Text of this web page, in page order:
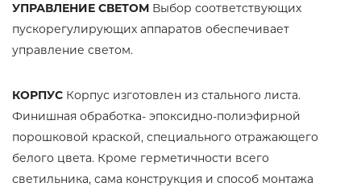
УПРАВЛЕНИЕ СВЕТОМ Выбор соответствующих
пускорегулирующих аппаратов обеспечивает
управление светом.
КОРПУС Корпус изготовлен из стального листа.
Финишная обработка- эпоксидно-полиэфирной
порошковой краской, специального отражающего
белого цвета. Кроме герметичности всего
светильника, сама конструкция и способ монтажа